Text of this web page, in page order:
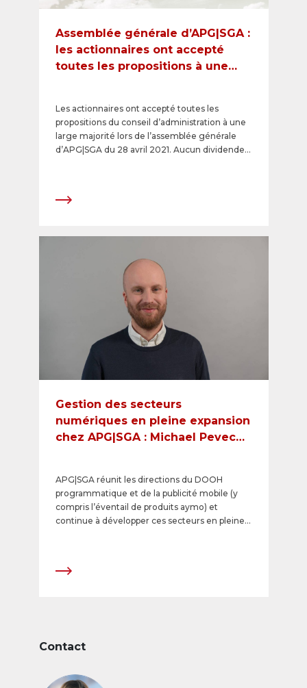
Assemblée générale d’APG|SGA :
les actionnaires ont accepté
toutes les propositions à une
raison de la crise du Covid-19
Les actionnaires ont accepté toutes les
propositions du conseil d’administration à une
large majorité lors de l’assemblée générale
d’APG|SGA du 28 avril 2021. Aucun dividende
Gestion des secteurs
numériques en pleine expansion
chez APG|SGA : Michael Pevec
publicité mobile avec aymo
APG|SGA réunit les directions du DOOH
programmatique et de la publicité mobile (y
compris l’éventail de produits aymo) et
continue à développer ces secteurs en pleine
solutions de ciblage sur mesure, ainsi que de
Contact